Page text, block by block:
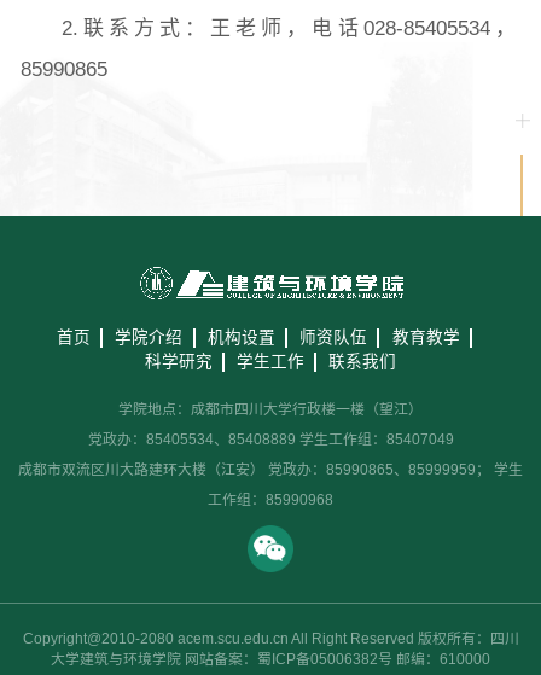
2.联系方式：王老师，电话028-85405534，
85990865
首页 学院介绍 机构设置 师资队伍
教育教学
科学研究
学生工作 联系我们
学院地点：成都市四川大学行政楼一楼（望江）
党政办：85405534、85408889 学生工作组：85407049
成都市双流区川大路建环大楼（江安） 党政办：85990865、85999959； 学生
工作组：85990968
Copyright@2010-2080 acem.scu.edu.cn All Right Reserved 版权所有：四川
大学建筑与环境学院 网站备案：蜀ICP备05006382号 邮编：610000